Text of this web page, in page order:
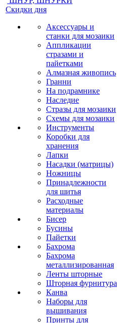
Скидки дня
Аксессуары и
станки для мозаики
Аппликации
стразами и
пайетками
Алмазная живопись
Гранни
На подрамнике
Наследие
Стразы для мозаики
Схемы для мозаики
Инструменты
Коробки для
хранения
Лапки
Насадки (матрицы)
Ножницы
Принадлежности
для шитья
Расходные
материалы
Бисер
Бусины
Пайетки
Бахрома
Бахрома
металлизированная
Ленты шторные
Шторная фурнитура
Канва
Наборы для
вышивания
Принты для